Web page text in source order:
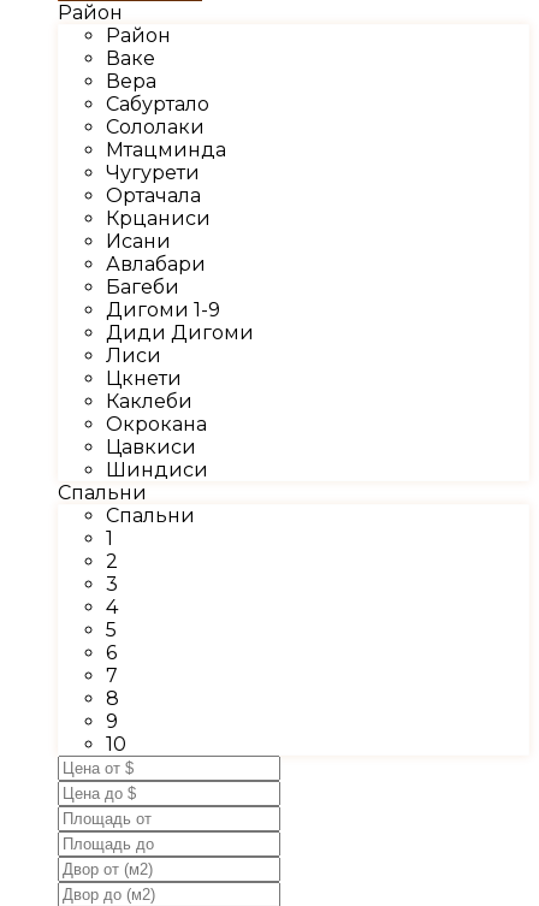
Район
Район
Ваке
Вера
Сабуртало
Сололаки
Мтацминда
Чугурети
Ортачала
Крцаниси
Исани
Авлабари
Багеби
Дигоми 1-9
Диди Дигоми
Лиси
Цкнети
Каклеби
Окрокана
Цавкиси
Шиндиси
Спальни
Спальни
1
2
3
4
5
6
7
8
9
10